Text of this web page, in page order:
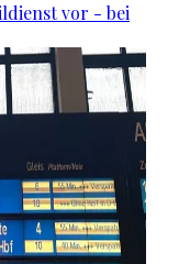
vor - bei